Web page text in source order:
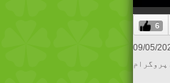
0
of
25
6
09/05/
پروگرام